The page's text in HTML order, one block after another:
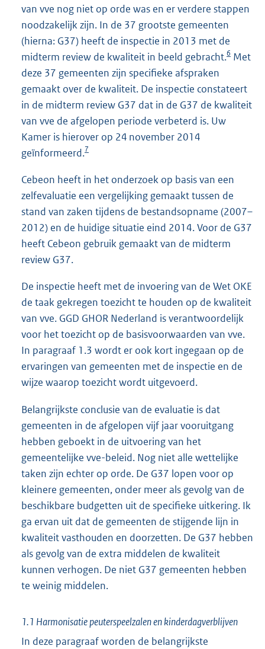
van vve nog niet op orde was en er verdere stappen
noodzakelijk zijn. In de 37 grootste gemeenten
(hierna: G37) heeft de inspectie in 2013 met de
midterm review de kwaliteit in beeld gebracht.6 Met
deze 37 gemeenten zijn specifieke afspraken
gemaakt over de kwaliteit. De inspectie constateert
in de midterm review G37 dat in de G37 de kwaliteit
van vve de afgelopen periode verbeterd is. Uw
Kamer is hierover op 24 november 2014
geïnformeerd.7
Cebeon heeft in het onderzoek op basis van een
zelfevaluatie een vergelijking gemaakt tussen de
stand van zaken tijdens de bestandsopname (2007–
2012) en de huidige situatie eind 2014. Voor de G37
heeft Cebeon gebruik gemaakt van de midterm
review G37.
De inspectie heeft met de invoering van de Wet OKE
de taak gekregen toezicht te houden op de kwaliteit
van vve. GGD GHOR Nederland is verantwoordelijk
voor het toezicht op de basisvoorwaarden van vve.
In paragraaf 1.3 wordt er ook kort ingegaan op de
ervaringen van gemeenten met de inspectie en de
wijze waarop toezicht wordt uitgevoerd.
Belangrijkste conclusie van de evaluatie is dat
gemeenten in de afgelopen vijf jaar vooruitgang
hebben geboekt in de uitvoering van het
gemeentelijke vve-beleid. Nog niet alle wettelijke
taken zijn echter op orde. De G37 lopen voor op
kleinere gemeenten, onder meer als gevolg van de
beschikbare budgetten uit de specifieke uitkering. Ik
ga ervan uit dat de gemeenten de stijgende lijn in
kwaliteit vasthouden en doorzetten. De G37 hebben
als gevolg van de extra middelen de kwaliteit
kunnen verhogen. De niet G37 gemeenten hebben
te weinig middelen.
1.1 Harmonisatie peuterspeelzalen en kinderdagverblijven
In deze paragraaf worden de belangrijkste